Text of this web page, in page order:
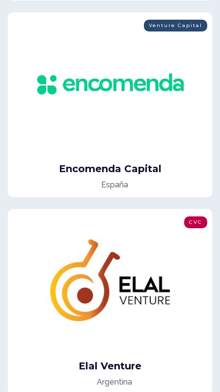
Venture Capital
Encomenda Capital
España
CVC
Elal Venture
Argentina